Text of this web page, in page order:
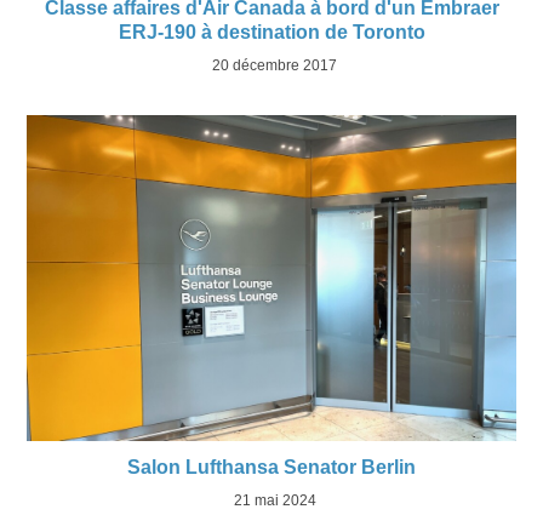
Classe affaires d'Air Canada à bord d'un Embraer
ERJ-190 à destination de Toronto
20 décembre 2017
Salon Lufthansa Senator Berlin
21 mai 2024